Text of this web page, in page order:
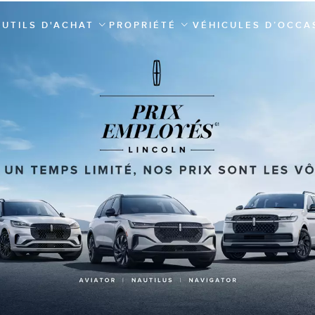
D'ACHAT PROPRIÉTÉ VÉHICULES